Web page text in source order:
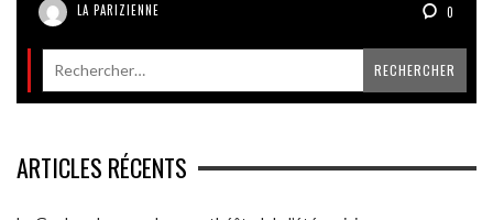
LA PARIZIENNE 0
ARTICLES RÉCENTS